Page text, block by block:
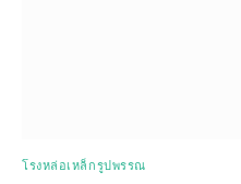
โรงหล่อเหล็กรูปพรรณ